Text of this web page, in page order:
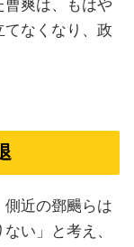
曹爽は、もはや
なくなり、政
近の鄧颺らは
い」と考え、